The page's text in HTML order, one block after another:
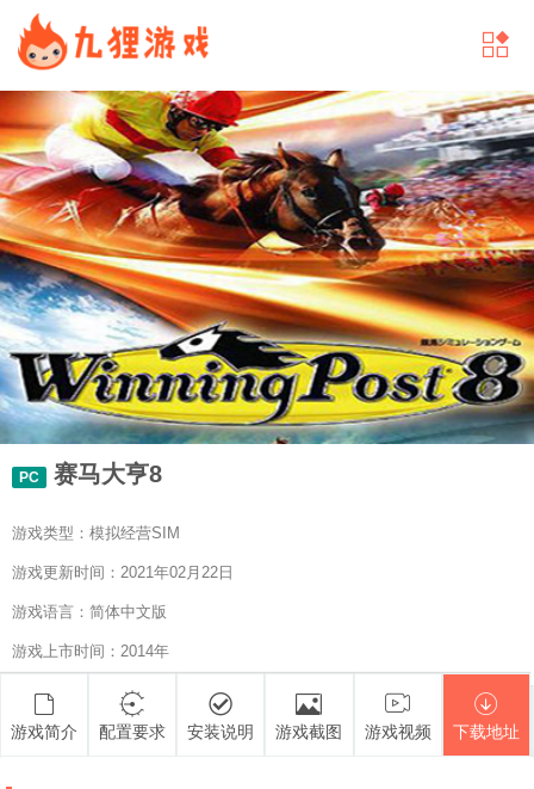
PC 赛马大亨8
游戏类型：模拟经营SIM
游戏更新时间：2021年02月22日
游戏语言：简体中文版
游戏上市时间：2014年
游戏简介 配置要求 安装说明 游戏截图 游戏视频 下载地址